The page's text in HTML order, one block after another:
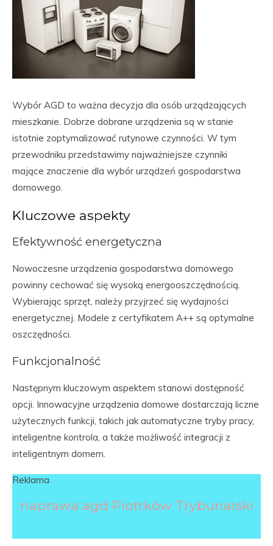
Wybór AGD to ważna decyzja dla osób urządzających
mieszkanie. Dobrze dobrane urządzenia są w stanie
istotnie zoptymalizować rutynowe czynności. W tym
przewodniku przedstawimy najważniejsze czynniki
mające znaczenie dla wybór urządzeń gospodarstwa
domowego.
Kluczowe aspekty
Efektywność energetyczna
Nowoczesne urządzenia gospodarstwa domowego
powinny cechować się wysoką energooszczędnością.
Wybierając sprzęt, należy przyjrzeć się wydajności
energetycznej. Modele z certyfikatem A++ są optymalne
oszczędności.
Funkcjonalność
Następnym kluczowym aspektem stanowi dostępność
opcji. Innowacyjne urządzenia domowe dostarczają liczne
użytecznych funkcji, takich jak automatyczne tryby pracy,
inteligentne kontrola, a także możliwość integracji z
inteligentnym domem.
Reklama
naprawa agd Piotrków Trybunalski